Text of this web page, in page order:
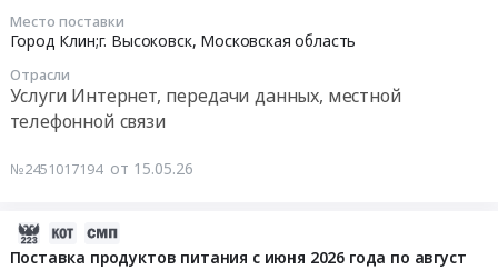
Место поставки
Город Клин;г. Высоковск, Московская область
Отрасли
Услуги Интернет, передачи данных, местной
телефонной связи
№2451017194 от 15.05.26
Поставка продуктов питания с июня 2026 года по август